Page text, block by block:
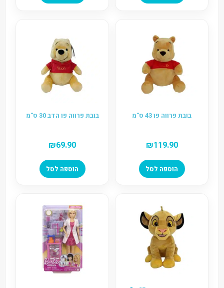
בובת פרווה פו 43 ס"מ
₪119.90
הוספה לסל
בובת פרווה פו הדב 30 ס"מ
₪69.90
הוספה לסל